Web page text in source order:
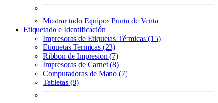
Mostrar todo Equipos Punto de Venta
Etiquetado e Identificación
Impresoras de Etiquetas Térmicas (15)
Etiquetas Termicas (23)
Ribbon de Impresion (7)
Impresoras de Carnet (8)
Computadoras de Mano (7)
Tabletas (8)